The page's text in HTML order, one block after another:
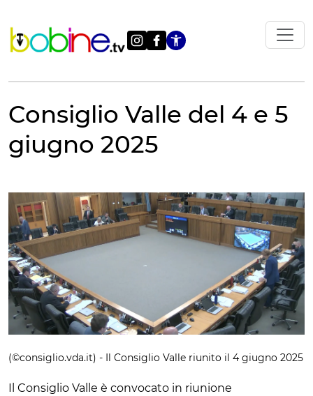
contenuto
Apri le
Consiglio Valle del 4 e 5
giugno 2025
(©consiglio.vda.it) - Il Consiglio Valle riunito il 4 giugno 2025
Il Consiglio Valle è convocato in riunione